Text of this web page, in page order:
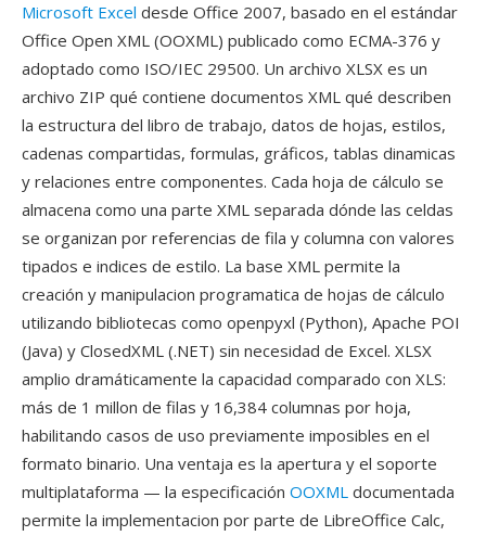
Microsoft Excel desde Office 2007, basado en el estándar
Office Open XML (OOXML) publicado como ECMA-376 y
adoptado como ISO/IEC 29500. Un archivo XLSX es un
archivo ZIP qué contiene documentos XML qué describen
la estructura del libro de trabajo, datos de hojas, estilos,
cadenas compartidas, formulas, gráficos, tablas dinamicas
y relaciones entre componentes. Cada hoja de cálculo se
almacena como una parte XML separada dónde las celdas
se organizan por referencias de fila y columna con valores
tipados e indices de estilo. La base XML permite la
creación y manipulacion programatica de hojas de cálculo
utilizando bibliotecas como openpyxl (Python), Apache POI
(Java) y ClosedXML (.NET) sin necesidad de Excel. XLSX
amplio dramáticamente la capacidad comparado con XLS:
más de 1 millon de filas y 16,384 columnas por hoja,
habilitando casos de uso previamente imposibles en el
formato binario. Una ventaja es la apertura y el soporte
multiplataforma — la especificación OOXML documentada
permite la implementacion por parte de LibreOffice Calc,